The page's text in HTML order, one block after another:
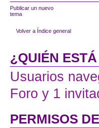
Publicar un nuevo
tema
Volver a Índice general
¿QUIÉN
Usuarios
Foro y 1
PERMISOS